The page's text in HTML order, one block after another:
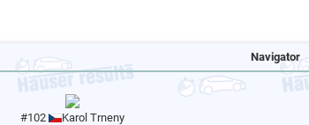
Navigator
#102 Karol Trneny